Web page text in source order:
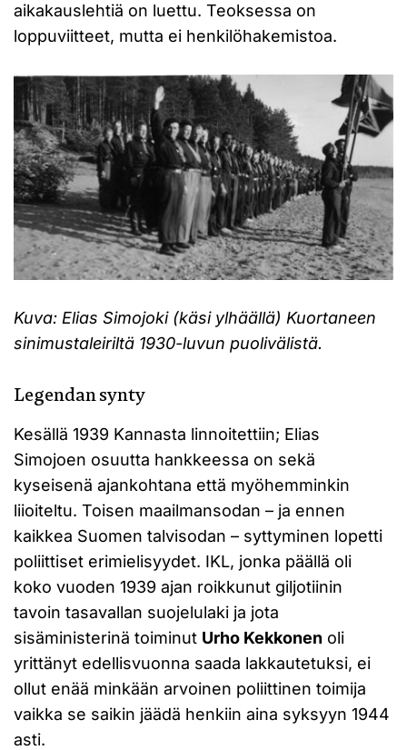
aikakauslehtiä on luettu. Teoksessa on
loppuviitteet, mutta ei henkilöhakemistoa.
Kuva: Elias Simojoki (käsi ylhäällä) Kuortaneen
sinimustaleiriltä 1930-luvun puolivälistä.
Legendan synty
Kesällä 1939 Kannasta linnoitettiin; Elias
Simojoen osuutta hankkeessa on sekä
kyseisenä ajankohtana että myöhemminkin
liioiteltu. Toisen maailmansodan – ja ennen
kaikkea Suomen talvisodan – syttyminen lopetti
poliittiset erimielisyydet. IKL, jonka päällä oli
koko vuoden 1939 ajan roikkunut giljotiinin
tavoin tasavallan suojelulaki ja jota
sisäministerinä toiminut Urho Kekkonen oli
yrittänyt edellisvuonna saada lakkautetuksi, ei
ollut enää minkään arvoinen poliittinen toimija
vaikka se saikin jäädä henkiin aina syksyyn 1944
asti.